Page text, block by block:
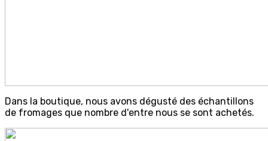
Dans la boutique, nous avons dégusté des échantillons
de fromages que nombre d'entre nous se sont achetés.